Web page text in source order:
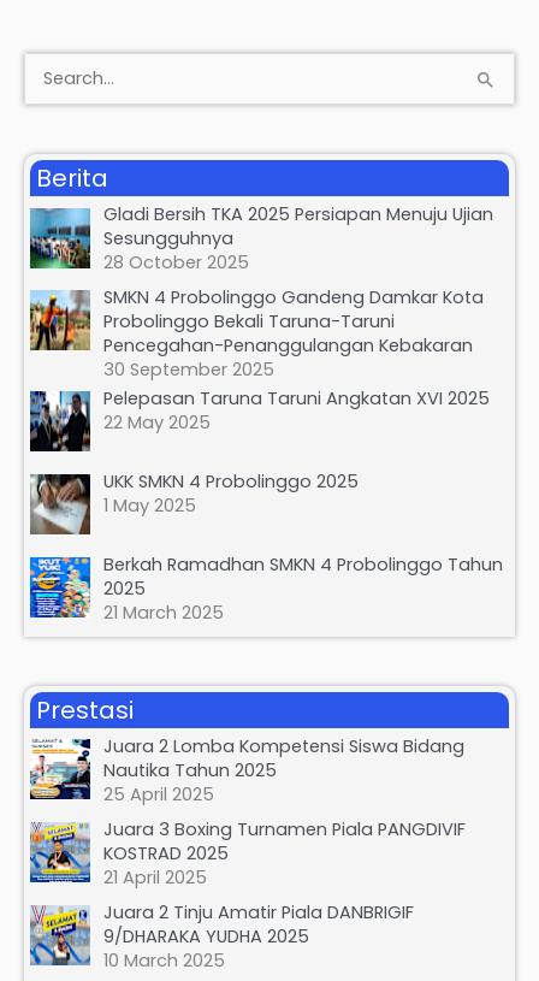
a
c
h
o
Berita
Gladi Bersih TKA 2025 Persiapan Menuju Ujian
Sesungguhnya
28 October 2025
SMKN 4 Probolinggo Gandeng Damkar Kota
Probolinggo Bekali Taruna-Taruni
Pencegahan-Penanggulangan Kebakaran
30 September 2025
Pelepasan Taruna Taruni Angkatan XVI 2025
22 May 2025
UKK SMKN 4 Probolinggo 2025
1 May 2025
Berkah Ramadhan SMKN 4 Probolinggo Tahun
2025
21 March 2025
Prestasi
Juara 2 Lomba Kompetensi Siswa Bidang
Nautika Tahun 2025
25 April 2025
Juara 3 Boxing Turnamen Piala PANGDIVIF
KOSTRAD 2025
21 April 2025
Juara 2 Tinju Amatir Piala DANBRIGIF
9/DHARAKA YUDHA 2025
10 March 2025